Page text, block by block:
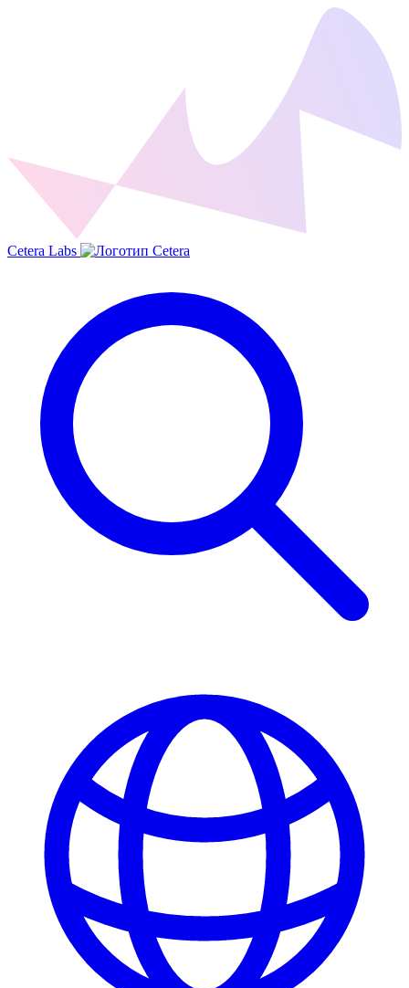
Cetera Labs